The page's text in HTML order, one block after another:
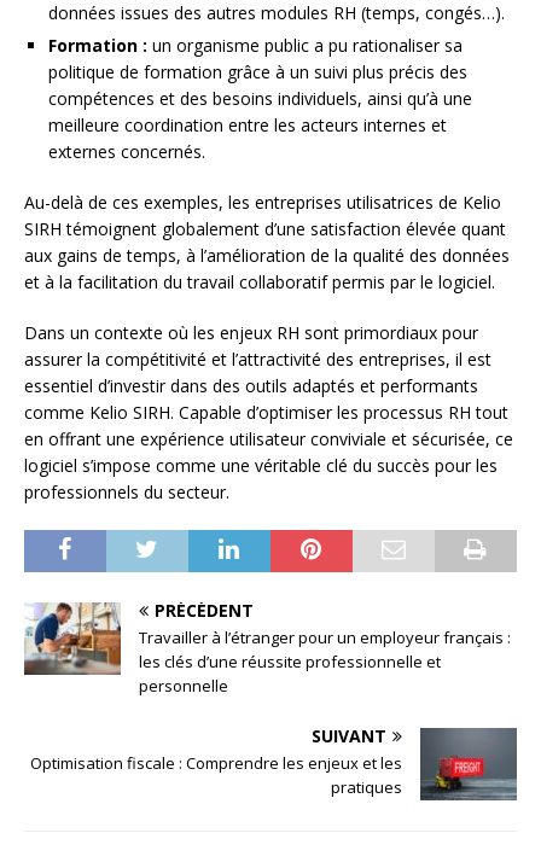
données issues des autres modules RH (temps, congés…).
Formation : un organisme public a pu rationaliser sa
politique de formation grâce à un suivi plus précis des
compétences et des besoins individuels, ainsi qu’à une
meilleure coordination entre les acteurs internes et
externes concernés.
Au-delà de ces exemples, les entreprises utilisatrices de Kelio
SIRH témoignent globalement d’une satisfaction élevée quant
aux gains de temps, à l’amélioration de la qualité des données
et à la facilitation du travail collaboratif permis par le logiciel.
Dans un contexte où les enjeux RH sont primordiaux pour
assurer la compétitivité et l’attractivité des entreprises, il est
essentiel d’investir dans des outils adaptés et performants
comme Kelio SIRH. Capable d’optimiser les processus RH tout
en offrant une expérience utilisateur conviviale et sécurisée, ce
logiciel s’impose comme une véritable clé du succès pour les
professionnels du secteur.
PRÉCÉDENT
Travailler à l’étranger pour un employeur français :
les clés d’une réussite professionnelle et
personnelle
SUIVANT
Optimisation fiscale : Comprendre les enjeux et les
pratiques